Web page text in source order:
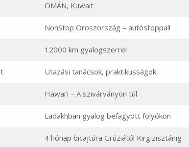
OMÁN, Kuwait
NonStop Oroszország – autóstoppal!
12000 km gyalogszerrel
Utazási tanácsok, praktikusságok
Hawai’i – A szivárványon túl
Ladakhban gyalog befagyott folyókon
4 hónap bicajtúra Grúziától Kirgizisztánig